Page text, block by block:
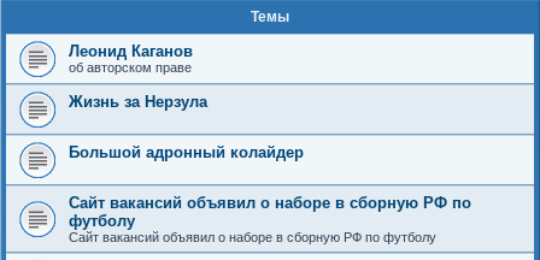
Темы
Леонид Каганов
об авторском праве
Жизнь за Нерзула
Большой адронный колайдер
Сайт вакансий объявил о наборе в сборную РФ по
футболу
Сайт вакансий объявил о наборе в сборную РФ по футболу